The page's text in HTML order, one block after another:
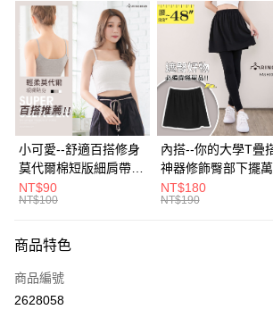
超商取貨付款
LINE Pay
Apple Pay
街口支付
悠遊付
Google Pay
全盈+PAY
大哥付你分期
【大哥付你分期使用說明】
1.本服務由台灣大哥大提供，台灣大哥大用戶可立即
AFTEE先享後付
小可愛--舒適百搭修身
莫代爾棉短版細肩帶素
色背心(白.黑.灰L-2L)-
U582眼圈熊中大尺碼
NT$90
NT$100
內搭--你的大學T疊
神器修飾臀部下擺萬
內搭裙/遮臀裙(黑2L-
6L)-Q155眼圈熊中大
NT$180
NT$190
商品特色
商品編號
2628058